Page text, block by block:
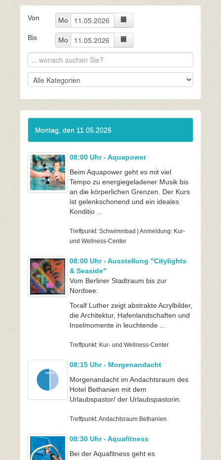
Von Mo
Bis Mo
Montag, den 11.05.2026
08:00 Uhr - Aquapower
Beim Aquapower geht es mit viel
Tempo zu energiegeladener Musik bis
an die körperlichen Grenzen. Der Kurs
ist gelenkschonend und ein ideales
Konditio ...
Treffpunkt: Schwimmbad | Anmeldung: Kur-
und Wellness-Center
08:00 Uhr - Ausstellung "Citylights
& Seaside"
Vom Berliner Stadtraum bis zur
Nordsee:
Toralf Luther zeigt abstrakte Acrylbilder,
die Architektur, Hafenlandschaften und
Inselmomente in leuchtende ...
Treffpunkt: Kur- und Wellness-Center
08:15 Uhr - Morgenandacht
Morgenandacht im Andachtsraum des
Hotel Bethanien mit dem
Urlaubspastor/ der Urlaubspastorin.
Treffpunkt: Andachtsraum Bethanien
08:30 Uhr - Aquafitness
Bei der Aquafitness geht es